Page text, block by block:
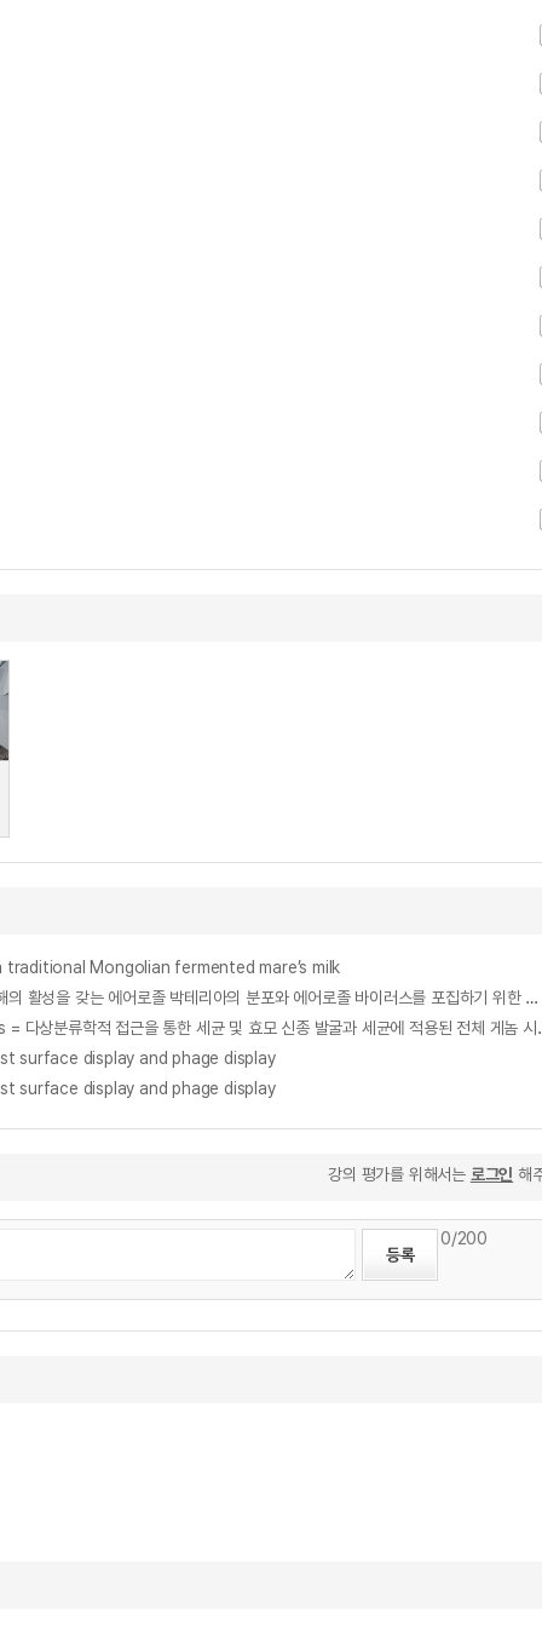
traditional Mongolian fermented mare’s milk
A Study on distribution of active aerosol bacteria in the East Sea and development of a method for collecting aerosol viruses : 동해의 활성을 갖는 에어로졸 박테리아의 분포와 에어로졸 바이러스를 포집하기 위한 방법에 대한 연구
Polyphasic Taxonomy of Novel Bacteria and
surface display and phage display
surface display and phage display
강의 평가를 위해서는 로그인 해
0/200